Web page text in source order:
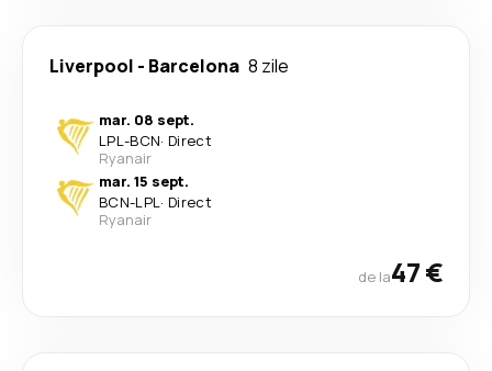
Liverpool - Barcelona 8 zile
mar. 08 sept.
LPL-BCN· Direct
Ryanair
mar. 15 sept.
BCN-LPL· Direct
Ryanair
de la47 €